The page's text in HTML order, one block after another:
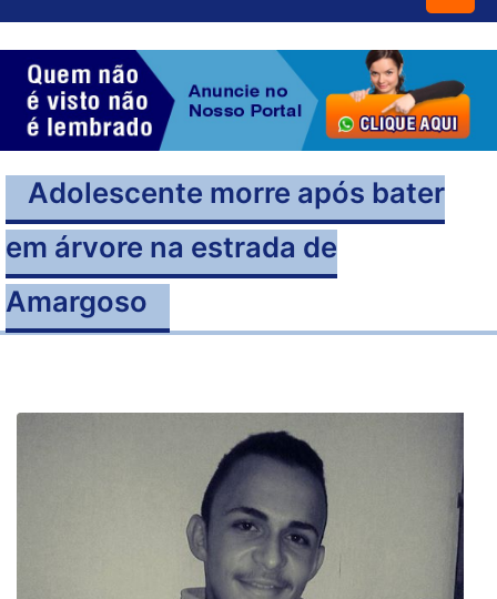
Adolescente morre após bater
em árvore na estrada de
Amargoso